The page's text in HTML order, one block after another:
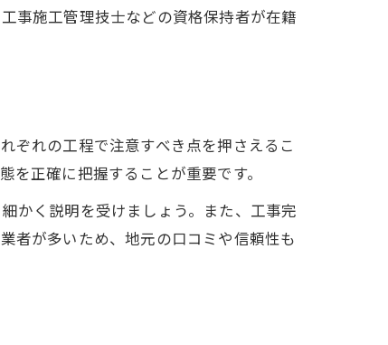
事施工管理技士などの資格保持者が在籍
ぞれの工程で注意すべき点を押さえるこ
正確に把握することが重要です。
かく説明を受けましょう。また、工事完
者が多いため、地元の口コミや信頼性も